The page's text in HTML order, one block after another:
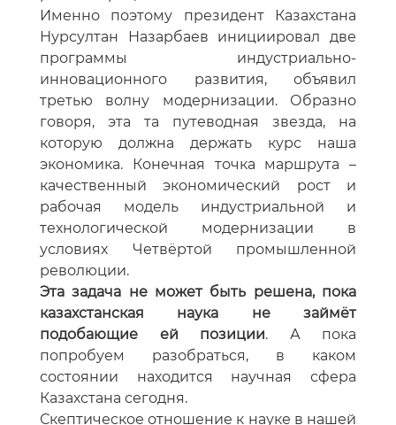
Именно поэтому президент Казахстана
Нурсултан Назарбаев инициировал две
программы индустриально-
инновационного развития, объявил
третью волну модернизации. Образно
говоря, эта та путеводная звезда, на
которую должна держать курс наша
экономика. Конечная точка маршрута –
качественный экономический рост и
рабочая модель индустриальной и
технологической модернизации в
условиях Четвёртой промышленной
революции.
Эта задача не может быть решена, пока
казахстанская наука не займёт
подобающие ей позиции. А пока
попробуем разобраться, в каком
состоянии находится научная сфера
Казахстана сегодня.
Скептическое отношение к науке в нашей